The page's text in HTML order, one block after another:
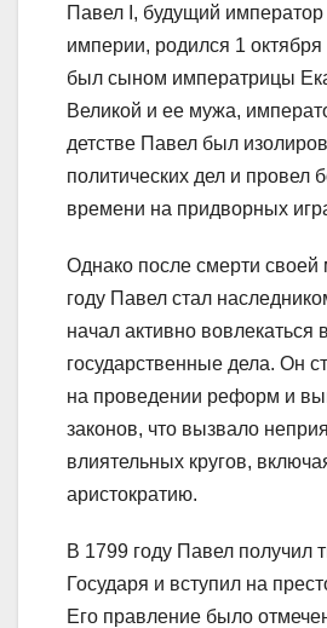
Павел I, будущий император
империи, родился 1
был сыном императрицы
Великой и ее мужа,
детстве Павел был
политических дел и провел
времени на придворных
Однако после смерти своей
году Павел стал
начал активно вовлекаться в
государственные дела. Он
на проведении реформ и
законов, что вызвало
влиятельных кругов,
аристократию.
В 1799 году Павел получил
Государя и вступил на
Его правление было